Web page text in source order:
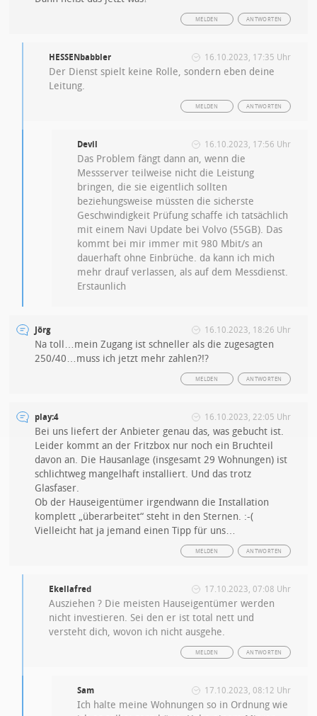
ANTWORTEN
MELDEN
HESSENbabbler 16.10.2023, 17:35 Uhr
Der Dienst spielt keine Rolle, sondern eben deine
Leitung.
ANTWORTEN
MELDEN
Devil 16.10.2023, 17:56 Uhr
Das Problem fängt dann an, wenn die
Messserver teilweise nicht die Leistung
bringen, die sie eigentlich sollten
beziehungsweise müssten die sicherste
Geschwindigkeit Prüfung schaffe ich tatsächlich
mit einem Navi Update bei Volvo (55GB). Das
kommt bei mir immer mit 980 Mbit/s an
dauerhaft ohne Einbrüche. da kann ich mich
mehr drauf verlassen, als auf dem Messdienst.
Erstaunlich
Jörg 16.10.2023, 18:26 Uhr
Na toll…mein Zugang ist schneller als die zugesagten
250/40…muss ich jetzt mehr zahlen?!?
ANTWORTEN
MELDEN
play:4 16.10.2023, 22:05 Uhr
Bei uns liefert der Anbieter genau das, was gebucht ist.
Leider kommt an der Fritzbox nur noch ein Bruchteil
davon an. Die Hausanlage (insgesamt 29 Wohnungen) ist
schlichtweg mangelhaft installiert. Und das trotz
Glasfaser.
Ob der Hauseigentümer irgendwann die Installation
komplett „überarbeitet“ steht in den Sternen. :-(
Vielleicht hat ja jemand einen Tipp für uns…
ANTWORTEN
MELDEN
Ekellafred 17.10.2023, 07:08 Uhr
Ausziehen ? Die meisten Hauseigentümer werden
nicht investieren. Sei den er ist total nett und
versteht dich, wovon ich nicht ausgehe.
ANTWORTEN
MELDEN
Sam 17.10.2023, 08:12 Uhr
Ich halte meine Wohnungen so in Ordnung wie